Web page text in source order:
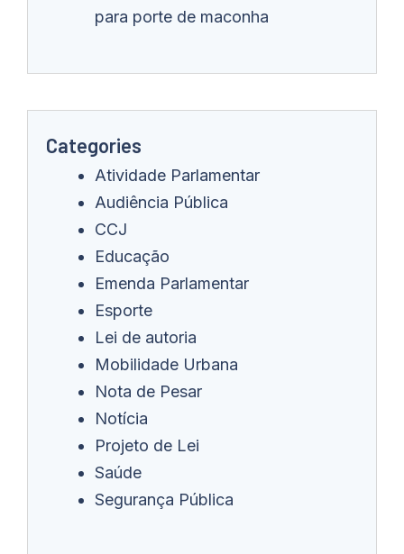
para porte de maconha
Categories
Atividade Parlamentar
Audiência Pública
CCJ
Educação
Emenda Parlamentar
Esporte
Lei de autoria
Mobilidade Urbana
Nota de Pesar
Notícia
Projeto de Lei
Saúde
Segurança Pública